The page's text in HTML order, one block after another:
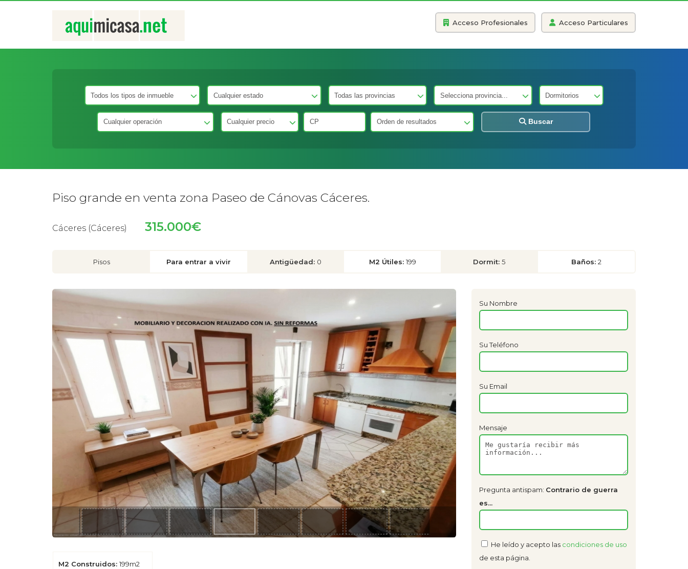
Acceso Profesionales Acceso Particulares
Buscar
Piso grande en venta zona Paseo de Cánovas Cáceres.
Cáceres (Cáceres) 315.000€
Pisos Para entrar a vivir Antigüedad: 0 M2 Útiles: 199 Dormit:5 Baños: 2
M2 Construidos: 199m2
Su Nombre
Su Teléfono
Su Email
Mensaje
Pregunta antispam: Contrario de guerra
es...
He leído y acepto las condiciones de uso
de esta página.